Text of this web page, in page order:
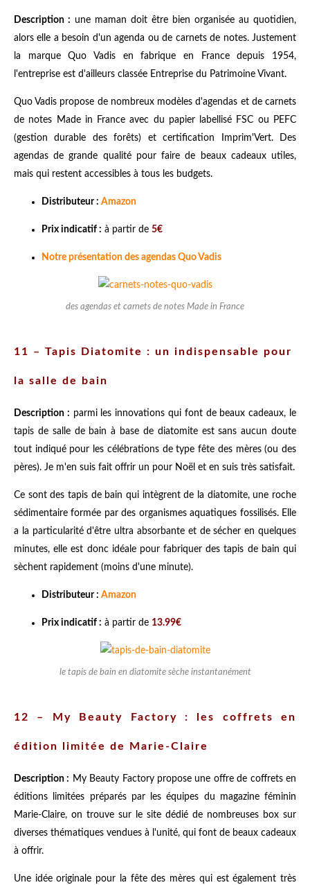
Description : une maman doit être bien organisée au quotidien,
alors elle a besoin d'un agenda ou de carnets de notes. Justement
la marque Quo Vadis en fabrique en France depuis 1954,
l'entreprise est d'ailleurs classée Entreprise du Patrimoine Vivant.
Quo Vadis propose de nombreux modèles d'agendas et de carnets
de notes Made in France avec du papier labellisé FSC ou PEFC
(gestion durable des forêts) et certification Imprim'Vert. Des
agendas de grande qualité pour faire de beaux cadeaux utiles,
mais qui restent accessibles à tous les budgets.
Distributeur : Amazon
Prix indicatif : à partir de 5€
Notre présentation des agendas Quo Vadis
des agendas et carnets de notes Made in France
11 – Tapis Diatomite : un indispensable pour
la salle de bain
Description : parmi les innovations qui font de beaux cadeaux, le
tapis de salle de bain à base de diatomite est sans aucun doute
tout indiqué pour les célébrations de type fête des mères (ou des
pères). Je m'en suis fait offrir un pour Noël et en suis très satisfait.
Ce sont des tapis de bain qui intègrent de la diatomite, une roche
sédimentaire formée par des organismes aquatiques fossilisés. Elle
a la particularité d'être ultra absorbante et de sécher en quelques
minutes, elle est donc idéale pour fabriquer des tapis de bain qui
sèchent rapidement (moins d'une minute).
Distributeur : Amazon
Prix indicatif : à partir de 13.99€
le tapis de bain en diatomite sèche instantanément
12 – My Beauty Factory : les coffrets en
édition limitée de Marie-Claire
Description : My Beauty Factory propose une offre de coffrets en
éditions limitées préparés par les équipes du magazine féminin
Marie-Claire, on trouve sur le site dédié de nombreuses box sur
diverses thématiques vendues à l'unité, qui font de beaux cadeaux
à offrir.
Une idée originale pour la fête des mères qui est également très